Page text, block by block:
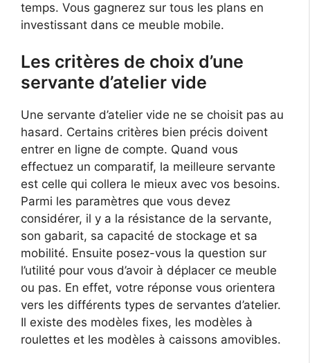
temps. Vous gagnerez sur tous les plans en
investissant dans ce meuble mobile.
Les critères de choix d’une
servante d’atelier vide
Une servante d’atelier vide ne se choisit pas au
hasard. Certains critères bien précis doivent
entrer en ligne de compte. Quand vous
effectuez un comparatif, la meilleure servante
est celle qui collera le mieux avec vos besoins.
Parmi les paramètres que vous devez
considérer, il y a la résistance de la servante,
son gabarit, sa capacité de stockage et sa
mobilité. Ensuite posez-vous la question sur
l’utilité pour vous d’avoir à déplacer ce meuble
ou pas. En effet, votre réponse vous orientera
vers les différents types de servantes d’atelier.
Il existe des modèles fixes, les modèles à
roulettes et les modèles à caissons amovibles.